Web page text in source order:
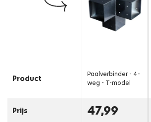
Product
Prijs
Paalverbinder - 4-
weg - T-model
47,99